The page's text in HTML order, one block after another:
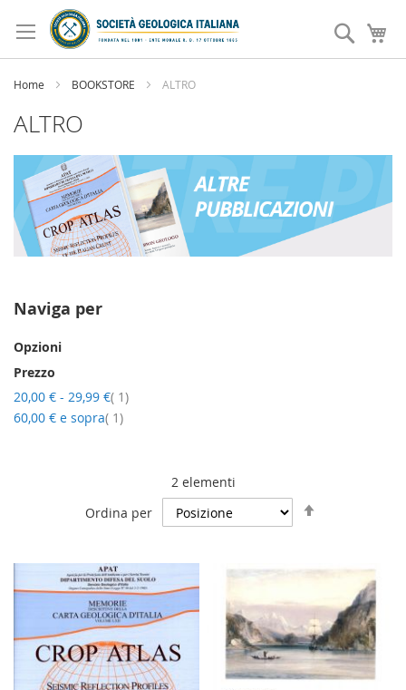
al
contenuto
Search
Home BOOKSTORE ALTRO
ALTRO
2elementi
Ordina per
Naviga per
Opzioni
Prezzo
20,00 € - 29,99 € 1elemento
60,00 € e sopra 1elemento